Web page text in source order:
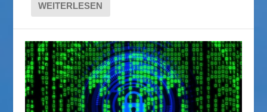
WEITERLESEN